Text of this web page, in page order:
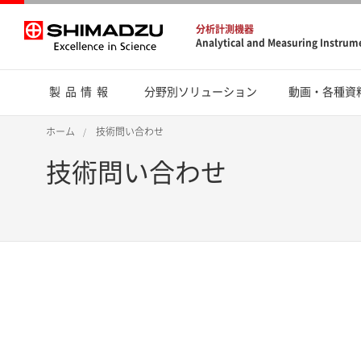
分析計測機器
Analytical and Measuring
製品情報 分野別ソリューション 動画・各種資
ホーム 技術問い合わせ
技術問い合わせ